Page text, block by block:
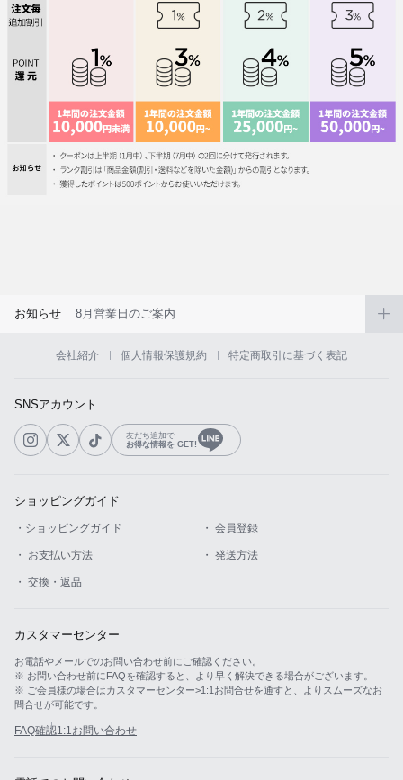
お知らせ 8月営業日のご案内
会社紹介 個人情報保護規約 特定商取引に基づく表記
SNSアカウント
友だち追加で
お得な情報を GET!
ショッピングガイド
・ショッピングガイド ・ 会員登録
・ お支払い方法 ・ 発送方法
・ 交換・返品
カスタマーセンター
お電話やメールでのお問い合わせ前にご確認ください。
※ お問い合わせ前にFAQを確認すると、より早く解決できる場合がございます。
※ ご会員様の場合はカスタマーセンター>1:1お問合せを通すと、よりスムーズなお
問合せが可能です。
FAQ確認1:1お問い合わせ